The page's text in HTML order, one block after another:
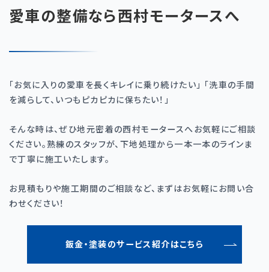
愛車の整備なら西村モータースへ
「お気に入りの愛車を長くキレイに乗り続けたい」 「洗車の手間
を減らして、いつもピカピカに保ちたい！」
そんな時は、ぜひ地元密着の西村モータースへお気軽にご相談
ください。熟練のスタッフが、下地処理から一本一本のラインま
で丁寧に施工いたします。
お見積もりや施工期間のご相談など、まずはお気軽にお問い合
わせください！
鈑金・塗装のサービス紹介はこちら